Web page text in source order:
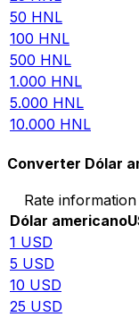
50 HNL
100 HNL
500 HNL
1.000 HNL
5.000 HNL
10.000 HNL
Converter Dólar
Rate
Dólar americano
1 USD
5 USD
10 USD
25 USD